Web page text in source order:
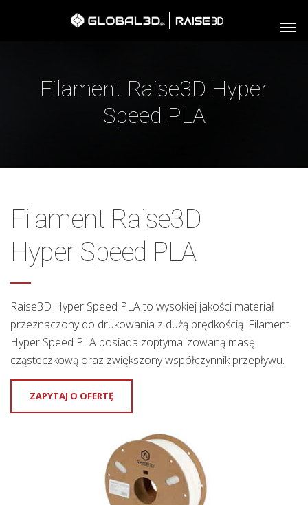
Filament Raise3D Hyper
Speed PLA
Filament Raise3D
Hyper Speed PLA
Raise3D Hyper Speed PLA to wysokiej jakości materiał
przeznaczony do drukowania z dużą prędkością. Filament
Hyper Speed PLA posiada zoptymalizowaną masę
cząsteczkową oraz zwiększony współczynnik przepływu.
ZAPYTAJ O OFERTĘ